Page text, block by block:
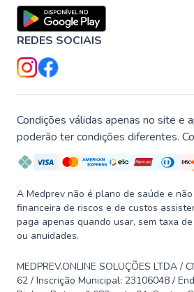
REDES SOCIAIS
Condições válidas apenas no site e
poderão ter condições diferentes.
A Medprev não é plano de saúde e
financeira de riscos e de custos
paga apenas quando usar, sem taxa
ou anuidades.
MEDPREV.ONLINE SOLUÇÕES LTDA /
62 / Inscrição Municipal: 23106048 /